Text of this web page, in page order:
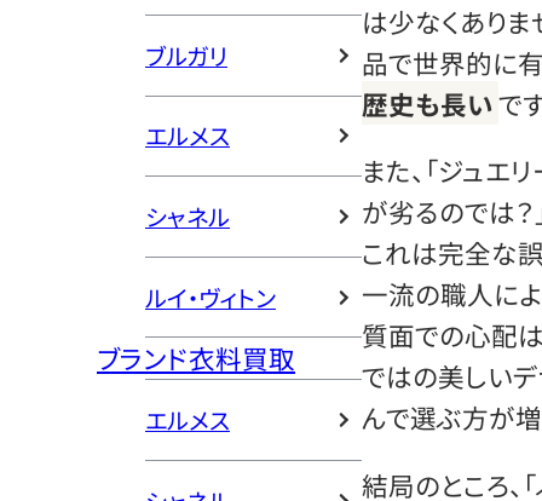
ブルガリ
エルメス
シャネル
ルイ・ヴィトン
ブランド衣料買取
エルメス
は少なくあり
品で世界的に
歴史も長いで
また、「ジュエ
が劣るのでは？
これは完全な
一流の職人に
質面での心配は
ではの美しい
んで選ぶ方が増
結局のところ、